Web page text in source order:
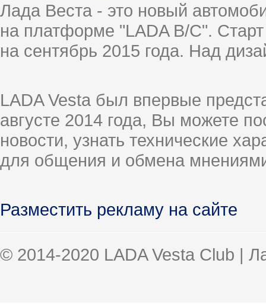
Лада Веста - это новый
на платформе "LADA B/C".
на сентябрь 2015 года. Над
LADA Vesta был впервые
августе 2014 года, Вы можете
новости, узнать технические
для общения и обмена
Разместить рекламу на сайте
© 2014-2020 LADA Vesta Club |